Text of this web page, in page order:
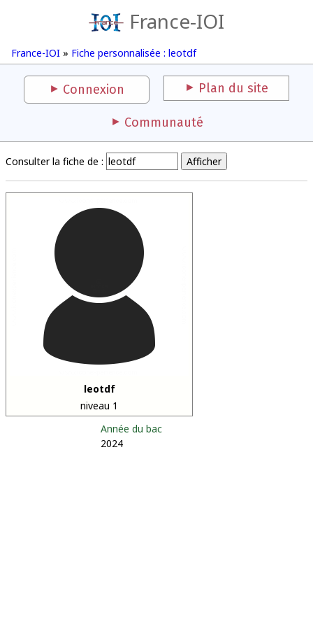
France-IOI
France-IOI » Fiche personnalisée : leotdf
Connexion Plan du site
Communauté
Consulter la fiche de :
leotdf
niveau 1
Année du bac
2024